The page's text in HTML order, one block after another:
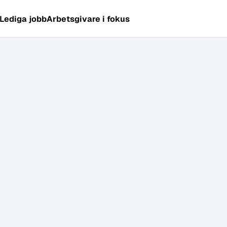
Lediga jobbArbetsgivare i fokus